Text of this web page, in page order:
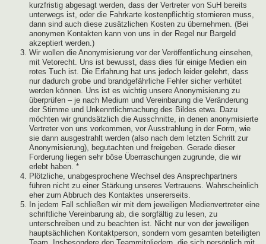
kurzfristig abgesagt werden, dass der Vertreter von SuH bereits
unterwegs ist, oder die Fahrkarte kostenpflichtig stornieren muss,
dann sind auch diese zusätzlichen Kosten zu übernehmen. (Bei
anonymen Kontakten kann von uns in der Regel nur Bargeld
akzeptiert werden.)
Wir wollen die Anonymisierung vor der Veröffentlichung einsehen,
mit Vetorecht. Uns ist bewusst, dass dies für einige Medien ein
rotes Tuch ist. Die Erfahrung hat uns jedoch leider gelehrt, dass
nur dadurch grobe und brandgefährliche Fehler sicher verhütet
werden können. Uns ist es wichtig unsere Anonymisierung zu
überprüfen – je nach Medium und Vereinbarung die Veränderung
der Stimme und Unkenntlichmachung des Bildes etwa. Dazu
möchten wir grundsätzlich die Ausschnitte, in denen anonymisierte
Vertreter von uns vorkommen, vor Ausstrahlung in der Form, wie
sie dann ausgestrahlt werden (also nach dem letzten Schritt zur
Anonymisierung), begutachten und freigeben. Gerade dieser
Forderung liegen sehr böse Überraschungen zugrunde, die wir
erlebt haben. *
Plötzliche, unabgesprochene Wechsel des Ansprechpartners
führen nicht zu einer Stärkung unseres Vertrauens. Wahrscheinlich
eher zum Abbruch des Kontaktes unsererseits.
In jedem Fall schließen wir mit dem jeweiligen Medienvertreter eine
schriftliche Vereinbarung ab, die sorgfältig zu lesen, zu
unterschreiben und zu beachten ist. Nicht nur von der jeweiligen
hauptsächlichen Kontaktperson, sondern vom gesamten beteiligten